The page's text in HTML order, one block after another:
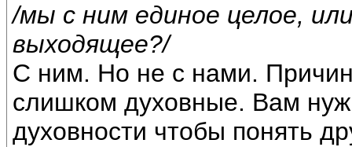
/мы с ним единое целое,
выходящее?/
С ним. Но не с нами.
слишком духовные. Вам
духовности чтобы понять